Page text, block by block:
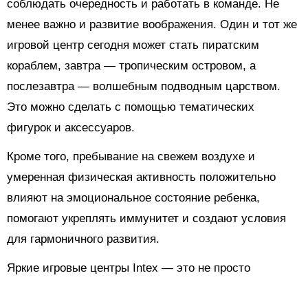
соблюдать очередность и работать в команде. Не
менее важно и развитие воображения. Один и тот же
игровой центр сегодня может стать пиратским
кораблем, завтра — тропическим островом, а
послезавтра — волшебным подводным царством.
Это можно сделать с помощью тематических
фигурок и аксессуаров.
Кроме того, пребывание на свежем воздухе и
умеренная физическая активность положительно
влияют на эмоциональное состояние ребенка,
помогают укреплять иммунитет и создают условия
для гармоничного развития.
Яркие игровые центры Intex — это не просто